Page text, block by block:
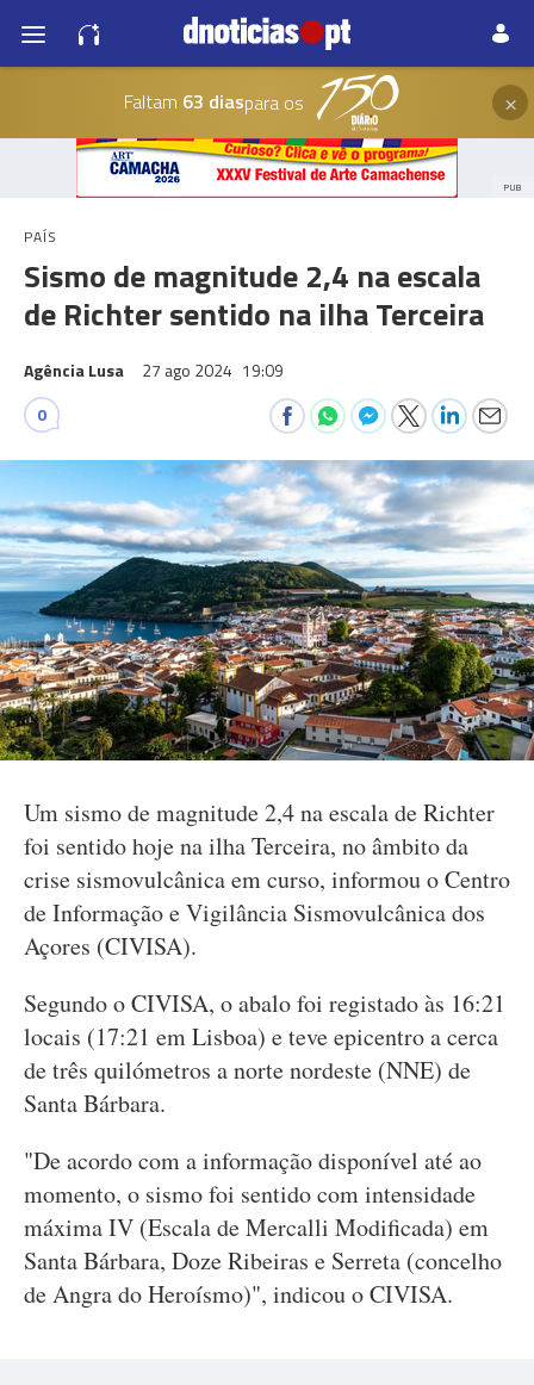
Faltam 63 diaspara os ×
PUB
PAÍS
Sismo de magnitude 2,4 na escala
de Richter sentido na ilha Terceira
Agência Lusa 27 ago 2024 19:09
0
Um sismo de magnitude 2,4 na escala de Richter
foi sentido hoje na ilha Terceira, no âmbito da
crise sismovulcânica em curso, informou o Centro
de Informação e Vigilância Sismovulcânica dos
Açores (CIVISA).
Segundo o CIVISA, o abalo foi registado às 16:21
locais (17:21 em Lisboa) e teve epicentro a cerca
de três quilómetros a norte nordeste (NNE) de
Santa Bárbara.
"De acordo com a informação disponível até ao
momento, o sismo foi sentido com intensidade
máxima IV (Escala de Mercalli Modificada) em
Santa Bárbara, Doze Ribeiras e Serreta (concelho
de Angra do Heroísmo)", indicou o CIVISA.